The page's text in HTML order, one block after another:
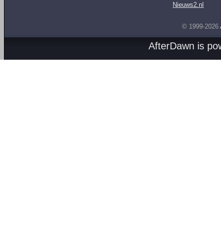
Nieuws2.nl
© 1999-2026
AfterDawn is